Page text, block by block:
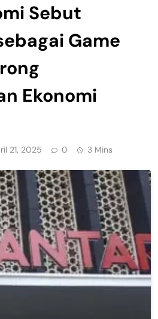
Sebut
Game
Ekonomi
21, 2025 0 3 Mins